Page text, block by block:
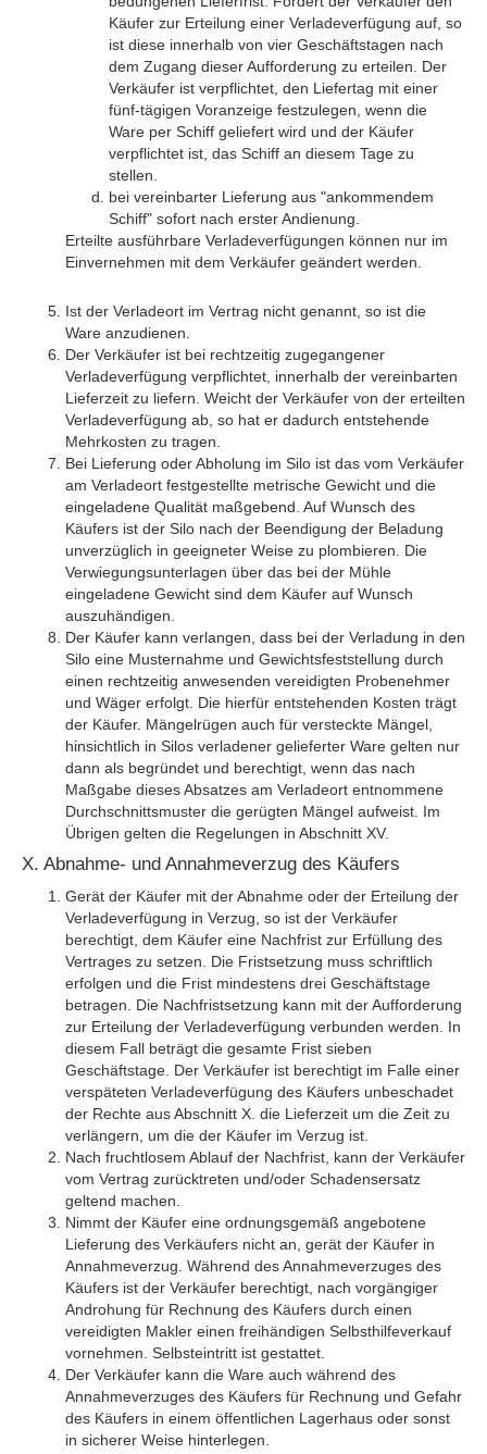
Käufer zur Erteilung einer Verladeverfügung auf, so
ist diese innerhalb von vier Geschäftstagen nach
dem Zugang dieser Aufforderung zu erteilen. Der
Verkäufer ist verpflichtet, den Liefertag mit einer
fünf-tägigen Voranzeige festzulegen, wenn die
Ware per Schiff geliefert wird und der Käufer
verpflichtet ist, das Schiff an diesem Tage zu
stellen.
bei vereinbarter Lieferung aus "ankommendem
Schiff" sofort nach erster Andienung.
Erteilte ausführbare Verladeverfügungen können nur im
Einvernehmen mit dem Verkäufer geändert werden.
Ist der Verladeort im Vertrag nicht genannt, so ist die
Ware anzudienen.
Der Verkäufer ist bei rechtzeitig zugegangener
Verladeverfügung verpflichtet, innerhalb der vereinbarten
Lieferzeit zu liefern. Weicht der Verkäufer von der erteilten
Verladeverfügung ab, so hat er dadurch entstehende
Mehrkosten zu tragen.
Bei Lieferung oder Abholung im Silo ist das vom Verkäufer
am Verladeort festgestellte metrische Gewicht und die
eingeladene Qualität maßgebend. Auf Wunsch des
Käufers ist der Silo nach der Beendigung der Beladung
unverzüglich in geeigneter Weise zu plombieren. Die
Verwiegungsunterlagen über das bei der Mühle
eingeladene Gewicht sind dem Käufer auf Wunsch
auszuhändigen.
Der Käufer kann verlangen, dass bei der Verladung in den
Silo eine Musternahme und Gewichtsfeststellung durch
einen rechtzeitig anwesenden vereidigten Probenehmer
und Wäger erfolgt. Die hierfür entstehenden Kosten trägt
der Käufer. Mängelrügen auch für versteckte Mängel,
hinsichtlich in Silos verladener gelieferter Ware gelten nur
dann als begründet und berechtigt, wenn das nach
Maßgabe dieses Absatzes am Verladeort entnommene
Durchschnittsmuster die gerügten Mängel aufweist. Im
Übrigen gelten die Regelungen in Abschnitt XV.
X. Abnahme- und Annahmeverzug des Käufers
Gerät der Käufer mit der Abnahme oder der Erteilung der
Verladeverfügung in Verzug, so ist der Verkäufer
berechtigt, dem Käufer eine Nachfrist zur Erfüllung des
Vertrages zu setzen. Die Fristsetzung muss schriftlich
erfolgen und die Frist mindestens drei Geschäftstage
betragen. Die Nachfristsetzung kann mit der Aufforderung
zur Erteilung der Verladeverfügung verbunden werden. In
diesem Fall beträgt die gesamte Frist sieben
Geschäftstage. Der Verkäufer ist berechtigt im Falle einer
verspäteten Verladeverfügung des Käufers unbeschadet
der Rechte aus Abschnitt X. die Lieferzeit um die Zeit zu
verlängern, um die der Käufer im Verzug ist.
Nach fruchtlosem Ablauf der Nachfrist, kann der Verkäufer
vom Vertrag zurücktreten und/oder Schadensersatz
geltend machen.
Nimmt der Käufer eine ordnungsgemäß angebotene
Lieferung des Verkäufers nicht an, gerät der Käufer in
Annahmeverzug. Während des Annahmeverzuges des
Käufers ist der Verkäufer berechtigt, nach vorgängiger
Androhung für Rechnung des Käufers durch einen
vereidigten Makler einen freihändigen Selbsthilfeverkauf
vornehmen. Selbsteintritt ist gestattet.
Der Verkäufer kann die Ware auch während des
Annahmeverzuges des Käufers für Rechnung und Gefahr
des Käufers in einem öffentlichen Lagerhaus oder sonst
in sicherer Weise hinterlegen.